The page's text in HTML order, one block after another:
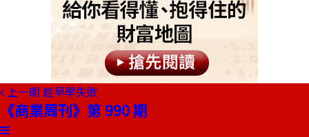
上一期 趁早學失敗
《商業周刊》第 990 期